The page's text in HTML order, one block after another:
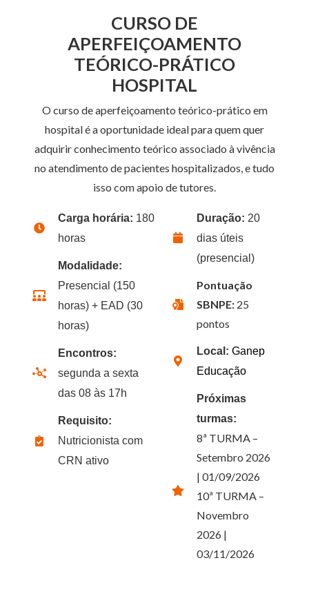
CURSO DE
APERFEIÇOAMENTO
TEÓRICO-PRÁTICO
HOSPITAL
O curso de aperfeiçoamento teórico-prático em
hospital é a oportunidade ideal para quem quer
adquirir conhecimento teórico associado à vivência
no atendimento de pacientes hospitalizados, e tudo
isso com apoio de tutores.
Carga horária: 180
horas
Modalidade:
Presencial (150
horas) + EAD (30
horas)
Encontros:
segunda a sexta
das 08 às 17h
Requisito:
Nutricionista com
CRN ativo
Duração: 20
dias úteis
(presencial)
Pontuação
SBNPE: 25
pontos
Local: Ganep
Educação
Próximas
turmas:
8ª TURMA –
Setembro 2026
| 01/09/2026
10ª TURMA –
Novembro
2026 |
03/11/2026